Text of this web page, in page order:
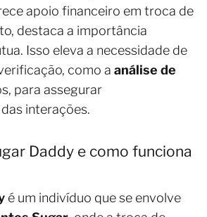
apoio financeiro em troca de
destaca a importância
Isso eleva a necessidade de
como a análise de
para assegurar
das interações.
Daddy e como funciona
é um indivíduo que se envolve